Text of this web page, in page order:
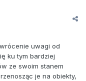
uwagi od
ku tym bardziej
ze swoim stanem
je na obiekty,